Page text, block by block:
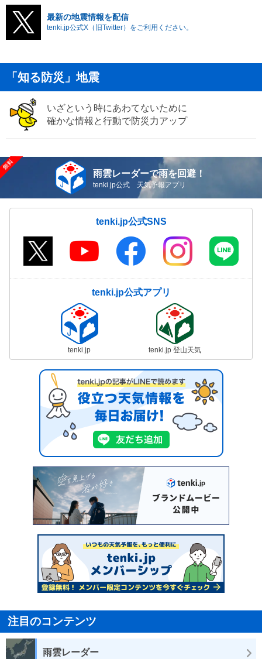
最新の地震情報を配信
tenki.jp公式X（旧Twitter）をご利用ください。
「知る防災」地震
いざという時にあわてないために
確かな情報と行動で防災力アップ
雨雲レーダーで雨を回避！
tenki.jp公式 天気予報アプリ
tenki.jp公式SNS
tenki.jp公式アプリ
tenki.jp tenki.jp 登山天気
注目のコンテンツ
雨雲レーダー